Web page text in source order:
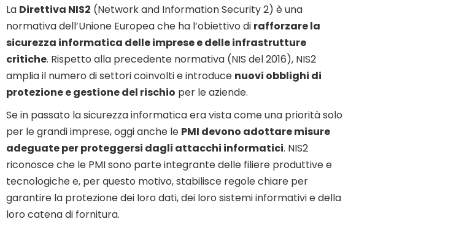
La Direttiva NIS2 (Network and Information Security 2) è una
normativa dell’Unione Europea che ha l’obiettivo di rafforzare la
sicurezza informatica delle imprese e delle infrastrutture
critiche. Rispetto alla precedente normativa (NIS del 2016), NIS2
amplia il numero di settori coinvolti e introduce nuovi obblighi di
protezione e gestione del rischio per le aziende.
Se in passato la sicurezza informatica era vista come una priorità solo
per le grandi imprese, oggi anche le PMI devono adottare misure
adeguate per proteggersi dagli attacchi informatici. NIS2
riconosce che le PMI sono parte integrante delle filiere produttive e
tecnologiche e, per questo motivo, stabilisce regole chiare per
garantire la protezione dei loro dati, dei loro sistemi informativi e della
loro catena di fornitura.